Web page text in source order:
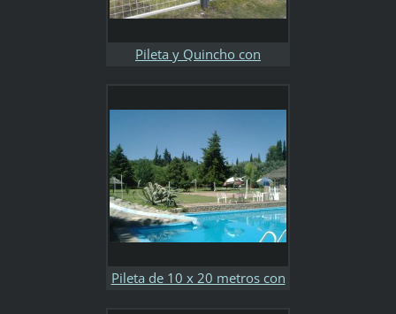
Pileta y Quincho con
Pileta de 10 x 20 metros con